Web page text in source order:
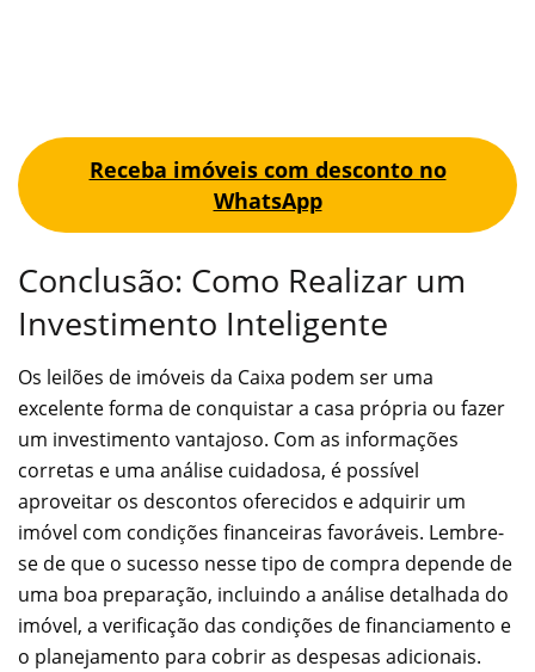
Receba imóveis com desconto no
WhatsApp
Conclusão: Como Realizar um
Investimento Inteligente
Os leilões de imóveis da Caixa podem ser uma
excelente forma de conquistar a casa própria ou fazer
um investimento vantajoso. Com as informações
corretas e uma análise cuidadosa, é possível
aproveitar os descontos oferecidos e adquirir um
imóvel com condições financeiras favoráveis. Lembre-
se de que o sucesso nesse tipo de compra depende de
uma boa preparação, incluindo a análise detalhada do
imóvel, a verificação das condições de financiamento e
o planejamento para cobrir as despesas adicionais.